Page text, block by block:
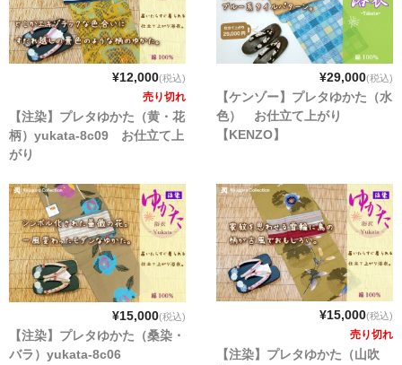
¥12,000(税込)
売り切れ
【注染】プレタゆかた（黄・花
柄）yukata-8c09 お仕立て上
がり
¥29,000(税込)
【ケンゾー】プレタゆかた（水
色） お仕立て上がり
【KENZO】
¥15,000(税込)
【注染】プレタゆかた（桑染・
バラ）yukata-8c06
¥15,000(税込)
売り切れ
【注染】プレタゆかた（山吹